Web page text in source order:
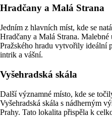
Hradčany a Malá Strana
Jedním z hlavních míst, kde se
Hradčany a Malá Strana.
Pražského hradu vytvořily ideální
intrik a vášní.
Vyšehradská skála
Další významné místo, kde se
Vyšehradská skála s nádherným
Prahy. Tato lokalita přispěla k